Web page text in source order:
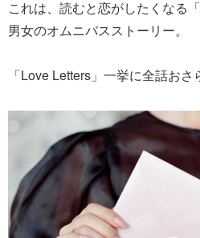
これは、読むと恋がしたくなる
男女のオムニバスストーリー。
「Love Letters」一挙に全話おさ